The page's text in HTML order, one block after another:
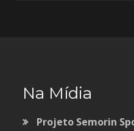
Na Mídia
Projeto Semorin